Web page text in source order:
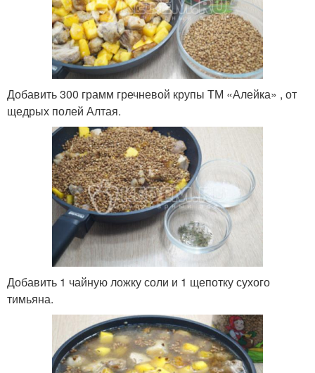
Добавить 300 грамм гречневой крупы ТМ «Алейка» , от
щедрых полей Алтая.
Добавить 1 чайную ложку соли и 1 щепотку сухого
тимьяна.